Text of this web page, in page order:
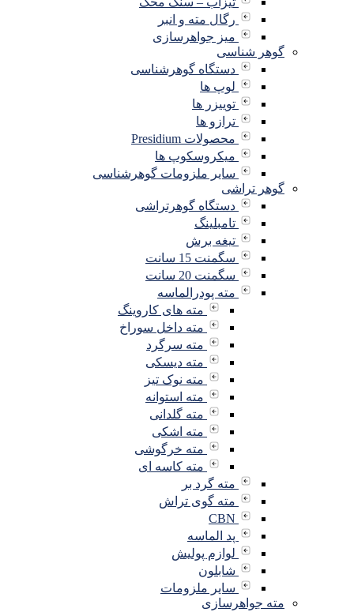
رگال مته و انبر
میز جواهرسازی
گوهر شناسی
دستگاه گوهرشناسی
لوپ ها
توییزر ها
ترازو ها
محصولات Presidium
میکروسکوپ ها
سایر ملزومات گوهرشناسی
گوهر تراشی
دستگاه گوهرتراشی
تامبلینگ
تیغه برش
سگمنت 15 سانت
سگمنت 20 سانت
مته پودرالماسه
مته های کاروینگ
مته داخل سوراخ
مته سرگرد
مته دیسکی
مته نوک تیز
مته استوانه
مته گلدانی
مته اشکی
مته خرگوشی
مته کاسه ای
مته گرد بر
مته گوی تراش
CBN
پد الماسه
لوازم پولیش
شابلون
سایر ملزومات
مته جواهرسازی